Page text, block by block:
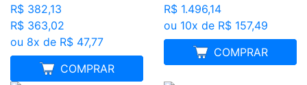
R$ 382,13
R$ 363,02
ou 8x de R$ 47,77
COMPRAR
MELHOR PREÇO
R$ 1.496,14
ou 10x de R$ 157,49
COMPRAR
FRETE GRÁTIS